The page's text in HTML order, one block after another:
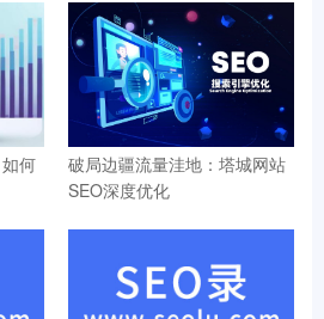
何
破局边疆流量洼地：塔城网站
SEO深度优化